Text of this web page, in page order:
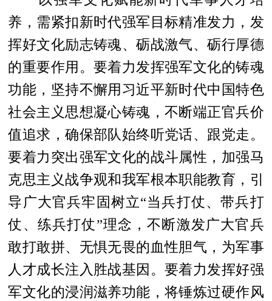
养，需紧扣新时代强军目标精准发力，发
挥好文化励志铸魂、砺战激气、砺行厚德
的重要作用。要着力发挥强军文化的铸魂
功能，坚持不懈用习近平新时代中国特色
社会主义思想凝心铸魂，不断端正官兵价
值追求，确保部队始终听党话、跟党走。
要着力突出强军文化的战斗属性，加强马
克思主义战争观和我军根本职能教育，引
导广大官兵牢固树立“当兵打仗、带兵打
仗、练兵打仗”理念，不断激发广大官兵
敢打敢拼、无惧无畏的血性胆气，为军事
人才成长注入胜战基因。要着力发挥好强
军文化的浸润滋养功能，将锤炼过硬作风